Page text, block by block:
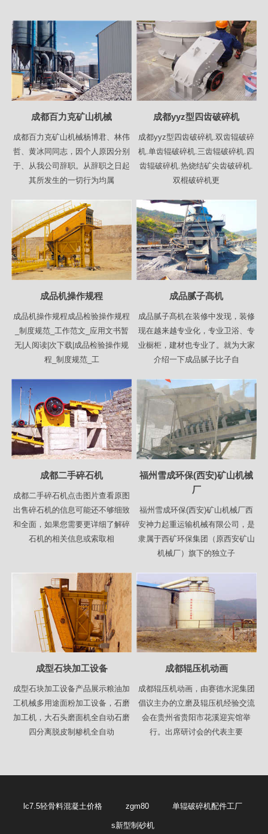
成都百力克矿山机械
成都百力克矿山机械杨博君、林伟
哲、黄冰同同志，因个人原因分别
于、从我公司辞职。从辞职之日起
其所发生的一切行为均属
成都yyz型四齿破碎机
成都yyz型四齿破碎机.双齿辊破碎
机.单齿辊破碎机.三齿辊破碎机.四
齿辊破碎机.热烧结矿尖齿破碎机.
双棍破碎机更
成品机操作规程
成品机操作规程成品检验操作规程
_制度规范_工作范文_应用文书暂
无|人阅读|次下载|成品检验操作规
程_制度规范_工
成品腻子髙机
成品腻子髙机在装修中发现，装修
现在越来越专业化，专业卫浴、专
业橱柜，建材也专业了。就为大家
介绍一下成品腻子比子自
成都二手碎石机
成都二手碎石机点击图片查看原图
出售碎石机的信息可能还不够细致
和全面，如果您需要更详细了解碎
石机的相关信息或索取相
福州雪成环保(西安)矿山机械
厂
福州雪成环保(西安)矿山机械厂西
安神力起重运输机械有限公司，是
隶属于西矿环保集团（原西安矿山
机械厂）旗下的独立子
成型石块加工设备
成型石块加工设备产品展示粮油加
工机械多用途面粉加工设备，石磨
加工机，大石头磨面机全自动石磨
四分离脱皮制糁机全自动
成都辊压机动画
成都辊压机动画，由赛德水泥集团
倡议主办的立磨及辊压机经验交流
会在贵州省贵阳市花溪迎宾馆举
行。出席研讨会的代表主要
lc7.5轻骨料混凝土价格 zgm80 单辊破碎机配件工厂
s新型制砂机